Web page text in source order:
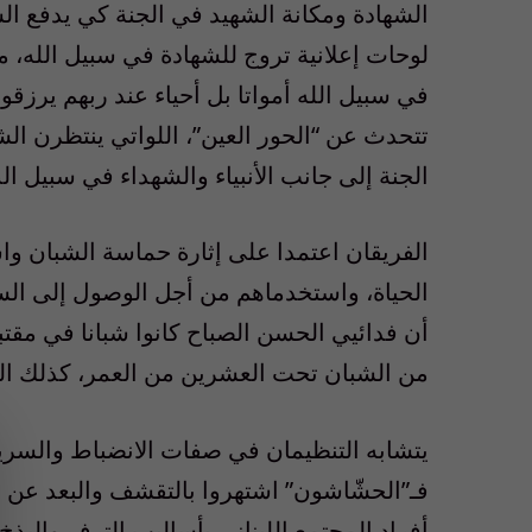
الشهادة ومكانة الشهيد في الجنة كي يدفع
لوحات إعلانية تروج للشهادة في سبيل الله،
في سبيل الله أمواتا بل أحياء عند ربهم
تتحدث عن “الحور العين”، اللواتي ينتظرن
الجنة إلى جانب الأنبياء والشهداء في سبيل
الفريقان اعتمدا على إثارة حماسة
الحياة، واستخدماهم من أجل الوصول إلى
أن فدائيي الحسن الصباح كانوا شبانا في
من الشبان تحت العشرين من العمر، كذلك
يتشابه التنظيمان في صفات الانضباط
فـ”الحشّاشون” اشتهروا بالتقشف والبعد عن